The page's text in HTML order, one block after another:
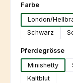
Farbeauswählen
London/
Schwarz
Pferdegrösse
Minishetty
Kaltblut